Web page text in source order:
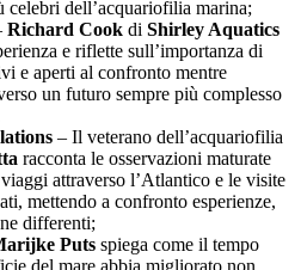
dell’acquariofilia marina;
Richard Cook di Shirley Aquatics
e riflette sull’importanza di
e aperti al confronto mentre
un futuro sempre più complesso
– Il veterano dell’acquariofilia
racconta le osservazioni maturate
attraverso l’Atlantico e le visite
mettendo a confronto esperienze,
differenti;
Puts spiega come il tempo
del mare abbia migliorato non